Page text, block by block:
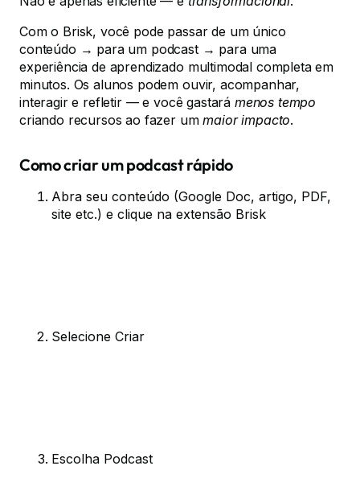
Com o Brisk, você pode passar de um único
conteúdo → para um podcast → para uma
experiência de aprendizado multimodal completa em
minutos. Os alunos podem ouvir, acompanhar,
interagir e refletir — e você gastará menos tempo
criando recursos ao fazer ummaior impacto.
Como criar um podcast rápido
Abra seu conteúdo (Google Doc, artigo, PDF,
site etc.) e clique na extensão Brisk
Selecione Criar
Escolha Podcast